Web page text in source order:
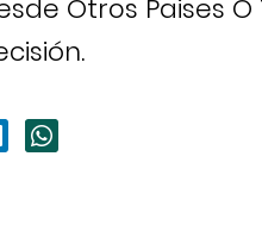
Otros Paises